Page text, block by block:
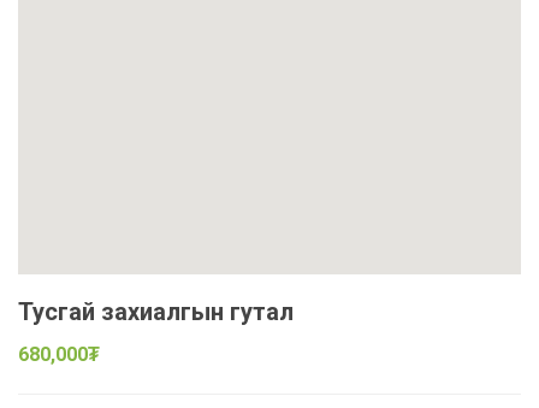
Тусгай захиалгын гутал
680,000₮